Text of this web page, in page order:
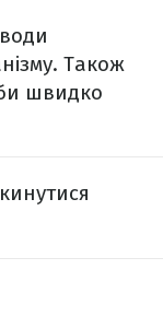
Також
швидко